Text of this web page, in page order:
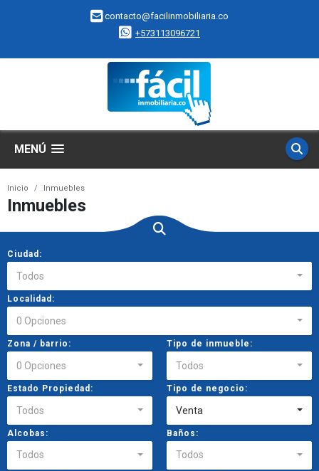
contacto@facilinmobiliaria.co
+573113096721
MENÚ
Inicio Inmuebles
Inmuebles
Ciudad:
Todos
Localidad:
0 Opciones
Zona / barrio:
0 Opciones
Tipo de inmueble:
Todos
Estado Propiedad:
Todos
Tipo de negocio:
Venta
Alcobas:
Todos
Baños:
Todos